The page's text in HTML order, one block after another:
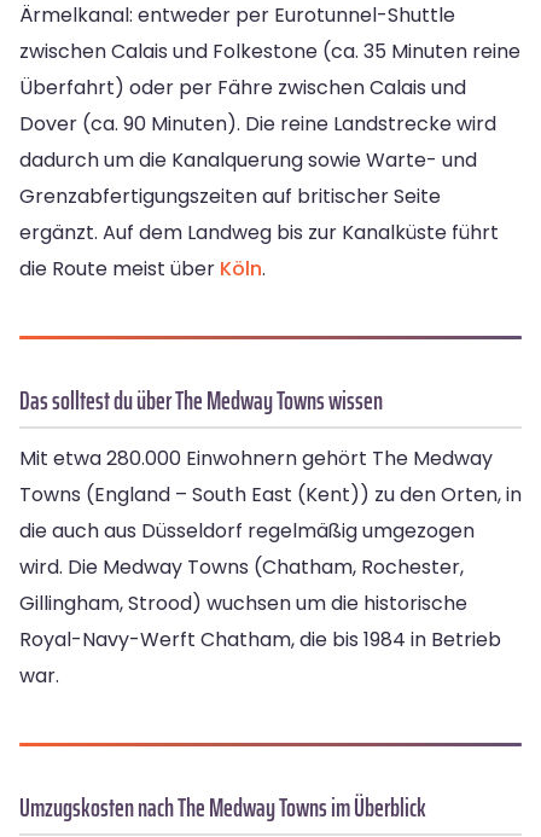
Ärmelkanal: entweder per Eurotunnel-Shuttle
zwischen Calais und Folkestone (ca. 35 Minuten reine
Überfahrt) oder per Fähre zwischen Calais und
Dover (ca. 90 Minuten). Die reine Landstrecke wird
dadurch um die Kanalquerung sowie Warte- und
Grenzabfertigungszeiten auf britischer Seite
ergänzt. Auf dem Landweg bis zur Kanalküste führt
die Route meist über Köln.
Das solltest du über The Medway Towns wissen
Mit etwa 280.000 Einwohnern gehört The Medway
Towns (England – South East (Kent)) zu den Orten, in
die auch aus Düsseldorf regelmäßig umgezogen
wird. Die Medway Towns (Chatham, Rochester,
Gillingham, Strood) wuchsen um die historische
Royal-Navy-Werft Chatham, die bis 1984 in Betrieb
war.
Umzugskosten nach The Medway Towns im Überblick